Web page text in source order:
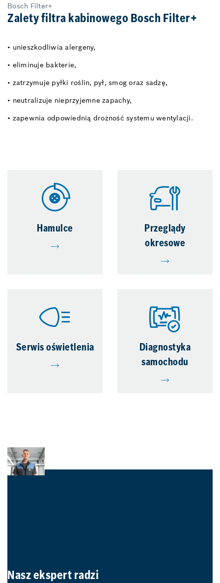
Bosch Filter+
Zalety filtra kabinowego Bosch Filter+
• unieszkodliwia alergeny,
• eliminuje bakterie,
• zatrzymuje pyłki roślin, pył, smog oraz sadzę,
• neutralizuje nieprzyjemne zapachy,
• zapewnia odpowiednią drożność systemu wentylacji.
Hamulce
Przeglądy
okresowe
Serwis oświetlenia
Diagnostyka
samochodu
Nasz ekspert radzi